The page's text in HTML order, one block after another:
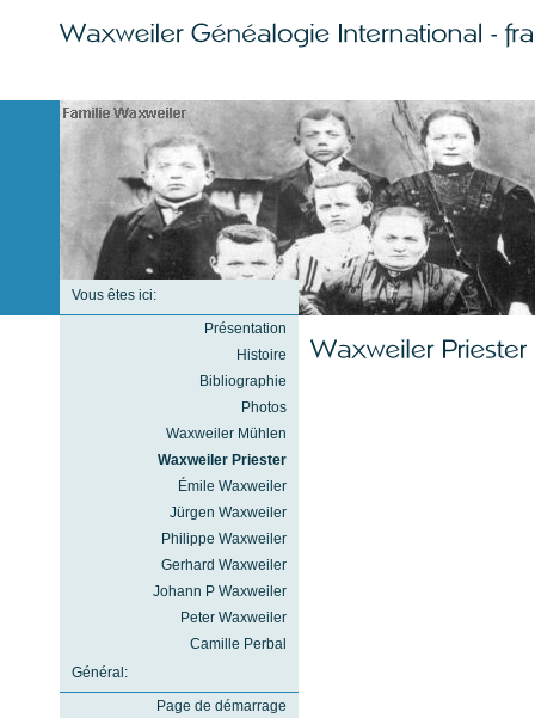
Vous êtes ici:
Présentation
Histoire
Bibliographie
Photos
Waxweiler Mühlen
Waxweiler Priester
Émile Waxweiler
Jürgen Waxweiler
Philippe Waxweiler
Gerhard Waxweiler
Johann P Waxweiler
Peter Waxweiler
Camille Perbal
Général:
Page de démarrage